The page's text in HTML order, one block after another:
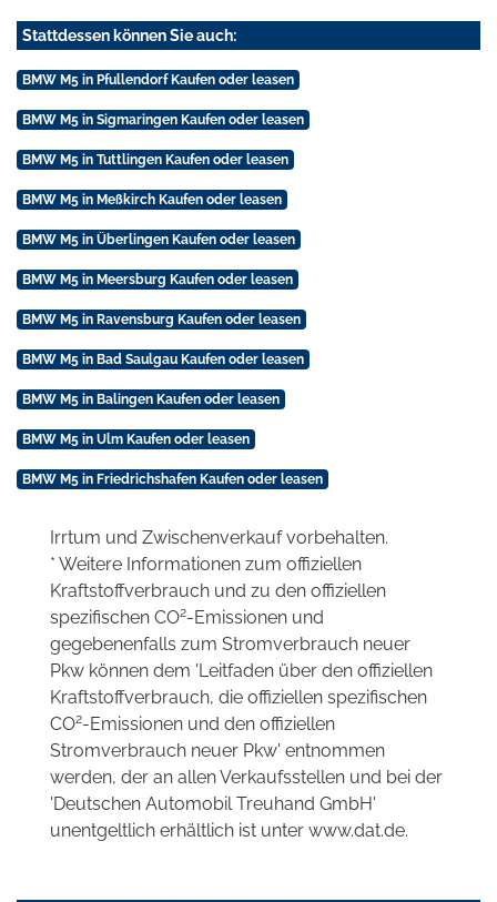
Stattdessen können Sie auch:
BMW M5 in Pfullendorf Kaufen oder leasen
BMW M5 in Sigmaringen Kaufen oder leasen
BMW M5 in Tuttlingen Kaufen oder leasen
BMW M5 in Meßkirch Kaufen oder leasen
BMW M5 in Überlingen Kaufen oder leasen
BMW M5 in Meersburg Kaufen oder leasen
BMW M5 in Ravensburg Kaufen oder leasen
BMW M5 in Bad Saulgau Kaufen oder leasen
BMW M5 in Balingen Kaufen oder leasen
BMW M5 in Ulm Kaufen oder leasen
BMW M5 in Friedrichshafen Kaufen oder leasen
Irrtum und Zwischenverkauf vorbehalten.
* Weitere Informationen zum offiziellen
Kraftstoffverbrauch und zu den offiziellen
spezifischen CO2-Emissionen und
gegebenenfalls zum Stromverbrauch neuer
Pkw können dem 'Leitfaden über den offiziellen
Kraftstoffverbrauch, die offiziellen spezifischen
CO2-Emissionen und den offiziellen
Stromverbrauch neuer Pkw' entnommen
werden, der an allen Verkaufsstellen und bei der
'Deutschen Automobil Treuhand GmbH'
unentgeltlich erhältlich ist unter www.dat.de.